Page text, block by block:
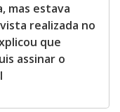
mas estava
realizada no
que
assinar o